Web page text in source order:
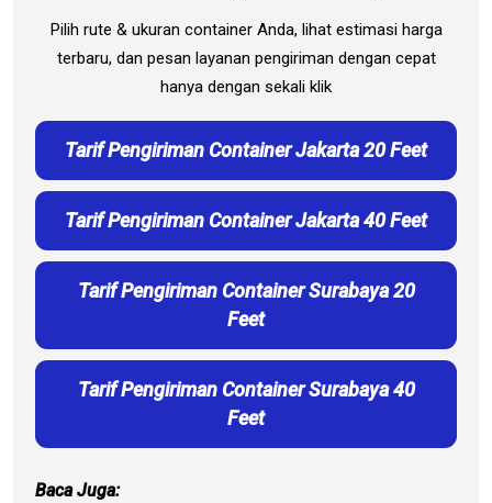
Pilih rute & ukuran container Anda, lihat estimasi harga
terbaru, dan pesan layanan pengiriman dengan cepat
hanya dengan sekali klik
Tarif Pengiriman Container Jakarta 20 Feet
Tarif Pengiriman Container Jakarta 40 Feet
Tarif Pengiriman Container Surabaya 20
Feet
Tarif Pengiriman Container Surabaya 40
Feet
Baca Juga: